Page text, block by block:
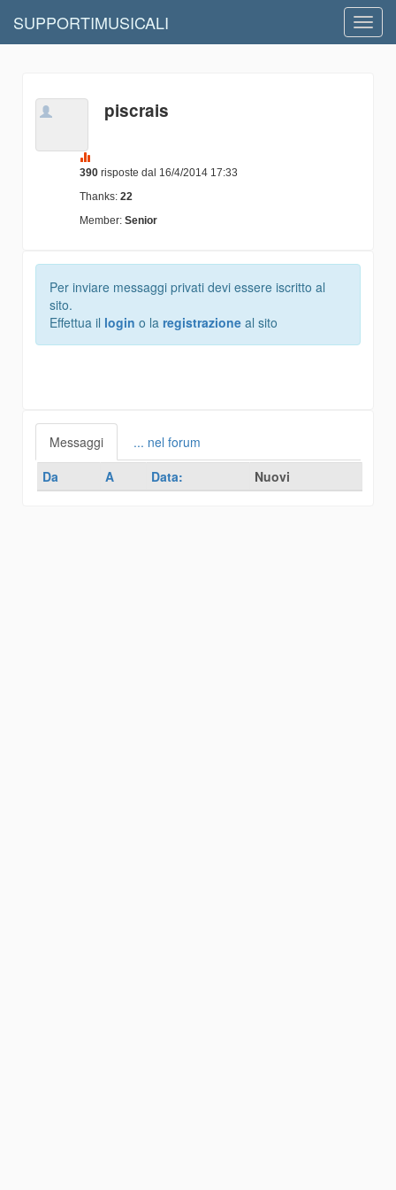
SUPPORTIMUSICALI
piscrais
390 risposte dal 16/4/2014 17:33
Thanks: 22
Member: Senior
Per inviare messaggi privati devi essere iscritto al
sito.
Effettua il login o la registrazione al sito
Messaggi
... nel forum
Da
A Data: Nuovi